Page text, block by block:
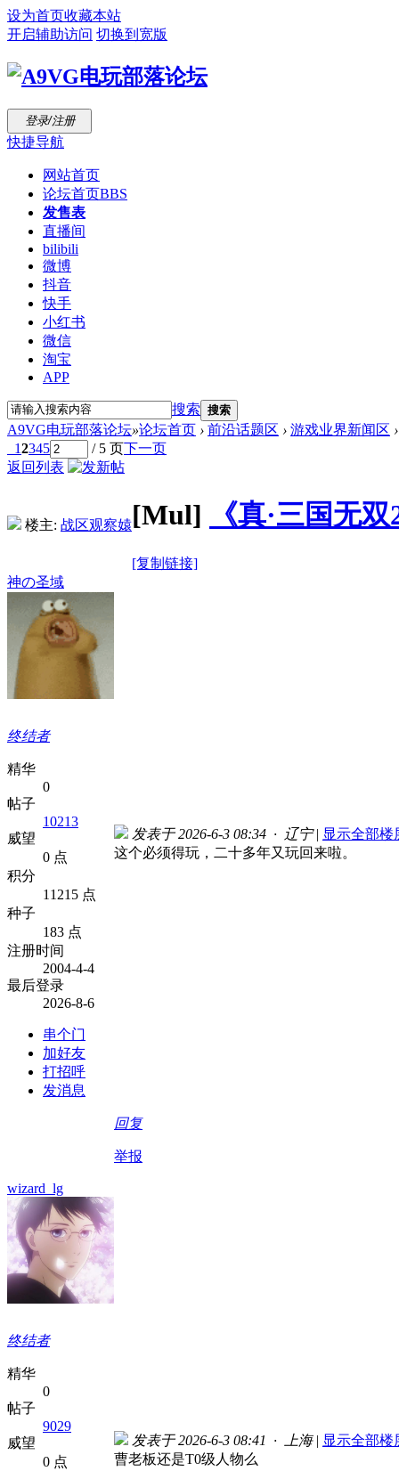
设为首页收藏本站
开启辅助访问 切换到宽版
登录/注册
快捷导航
网站首页
论坛首页BBS
发售表
直播间
bilibili
微博
抖音
快手
小红书
微信
淘宝
APP
搜索 搜索
A9VG电玩部落论坛»论坛首页 › 前沿话题区 › 游戏业界新闻区 ›
12345 / 5 页下一页
返回列表
楼主: 战区观察媴[Mul] 《真·三国无
[复制链接]
神の圣域
终结者
精华
0
帖子
10213
威望
0 点
积分
11215 点
种子
183 点
注册时间
2004-4-4
最后登录
2026-8-6
串个门
加好友
打招呼
发消息
发表于 2026-6-3 08:34 · 辽宁 | 显示全部楼
这个必须得玩，二十多年又玩回来啦。
回复
举报
wizard_lg
终结者
精华
0
帖子
9029
威望
0 点
发表于 2026-6-3 08:41 · 上海 | 显示全部楼
曹老板还是T0级人物么